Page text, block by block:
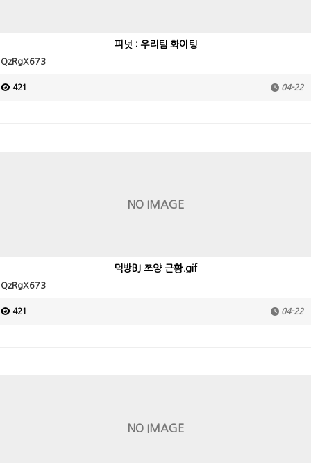
피넛 : 우리팀 화이팅
QzRgX673
421 04-22
NO IMAGE
먹방BJ 쯔양 근황.gif
QzRgX673
421 04-22
NO IMAGE